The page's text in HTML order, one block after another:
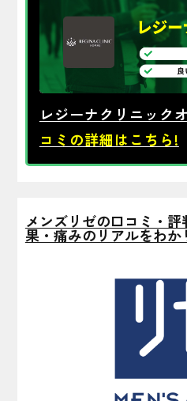
レジーナクリニック
コミの詳細はこちら!
メンズリゼの口コミ・
果・痛みのリアルをわ